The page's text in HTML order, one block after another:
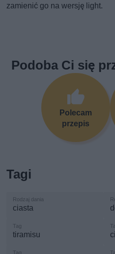
zamienić go na wersję light.
Podoba Ci się
Polecam
przepis
Tagi
ciasta
tiramisu